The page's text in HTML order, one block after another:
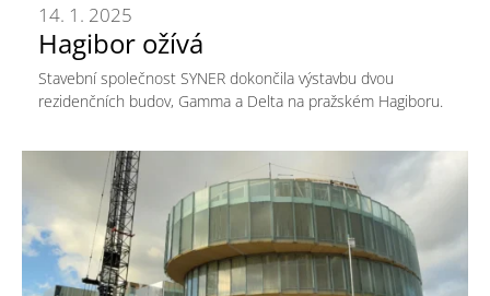
Hagibor ožívá
14. 1. 2025
Stavební společnost SYNER dokončila výstavbu dvou
rezidenčních budov, Gamma a Delta na pražském Hagiboru.